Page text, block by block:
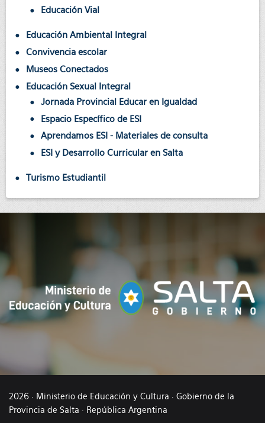
Educación Vial
Educación Ambiental Integral
Convivencia escolar
Museos Conectados
Educación Sexual Integral
Jornada Provincial Educar en Igualdad
Espacio Específico de ESI
Aprendamos ESI - Materiales de consulta
ESI y Desarrollo Curricular en Salta
Turismo Estudiantil
2026 · Ministerio de Educación y Cultura · Gobierno de la
Provincia de Salta · República Argentina